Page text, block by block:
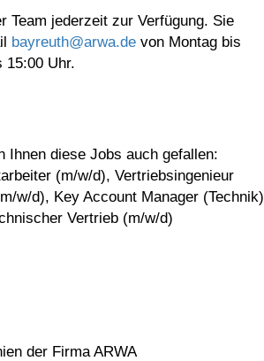
Team jederzeit zur Verfügung. Sie
bayreuth@arwa.de von Montag bis
15:00 Uhr.
Ihnen diese Jobs auch gefallen:
(m/w/d), Vertriebsingenieur
w/d), Key Account Manager (Technik)
Vertrieb (m/w/d)
der Firma ARWA